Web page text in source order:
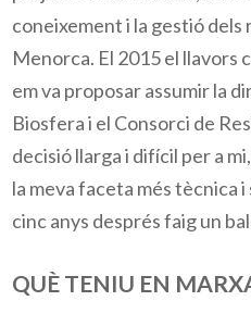
coneixement i la gestió dels
Menorca. El 2015 el llavors
em va proposar assumir la
Biosfera i el Consorci de
decisió llarga i difícil per a
la meva faceta més tècnica
cinc anys després faig un
QUÈ TENIU EN